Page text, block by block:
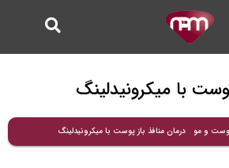
با میکرونیدلینگ
و مو درمان منافذ باز پوست با میکرونیدلینگ